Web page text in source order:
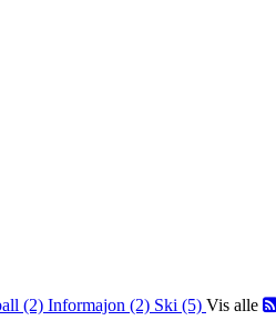
(2) Informajon (2) Ski (5) Vis alle